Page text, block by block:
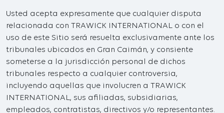
Usted acepta expresamente que cualquier disputa
relacionada con TRAWICK INTERNATIONAL o con el
uso de este Sitio será resuelta exclusivamente ante los
tribunales ubicados en Gran Caimán, y consiente
someterse a la jurisdicción personal de dichos
tribunales respecto a cualquier controversia,
incluyendo aquellas que involucren a TRAWICK
INTERNATIONAL, sus afiliadas, subsidiarias,
empleados, contratistas, directivos y/o representantes.